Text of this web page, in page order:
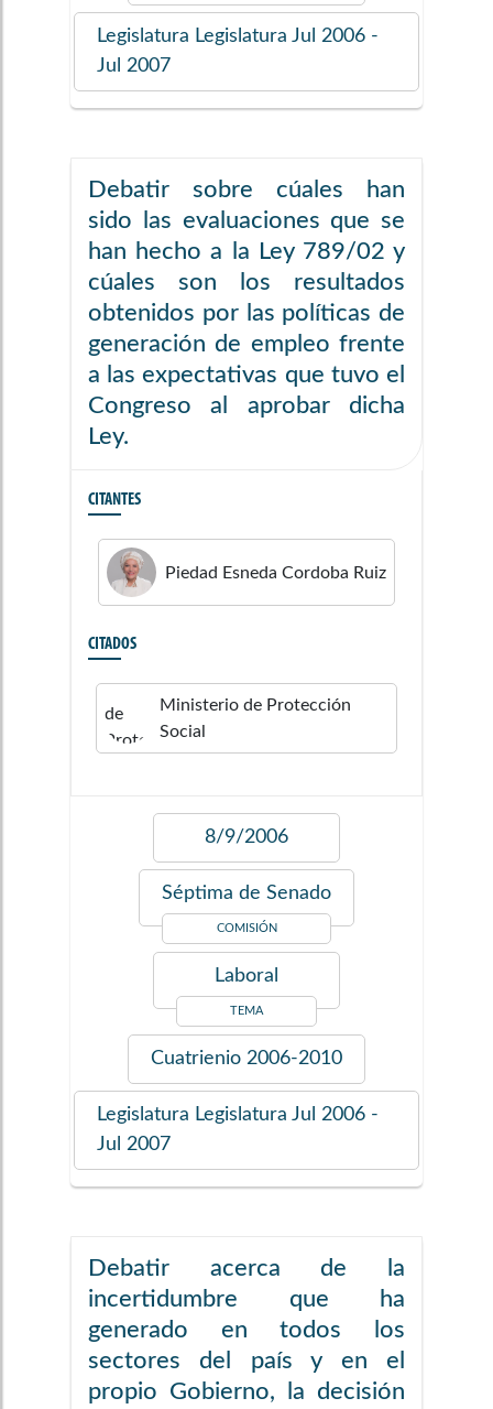
Legislatura Legislatura Jul 2006 -
Jul 2007
Debatir sobre cúales han
sido las evaluaciones que se
han hecho a la Ley 789/02 y
cúales son los resultados
obtenidos por las políticas de
generación de empleo frente
a las expectativas que tuvo el
Congreso al aprobar dicha
Ley.
CITANTES
Piedad Esneda Cordoba Ruiz
CITADOS
Ministerio de Protección
Social
8/9/2006
Séptima de Senado
COMISIÓN
Laboral
TEMA
Cuatrienio 2006-2010
Legislatura Legislatura Jul 2006 -
Jul 2007
Debatir acerca de la
incertidumbre que ha
generado en todos los
sectores del país y en el
propio Gobierno, la decisión